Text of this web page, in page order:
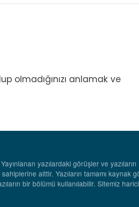
olmadığınızı anlamak ve
Yayınlanan yazılardaki görüşler ve
aittir. Yazıların tamamı kaynak
bir bölümü kullanılabilir. Sitemiz